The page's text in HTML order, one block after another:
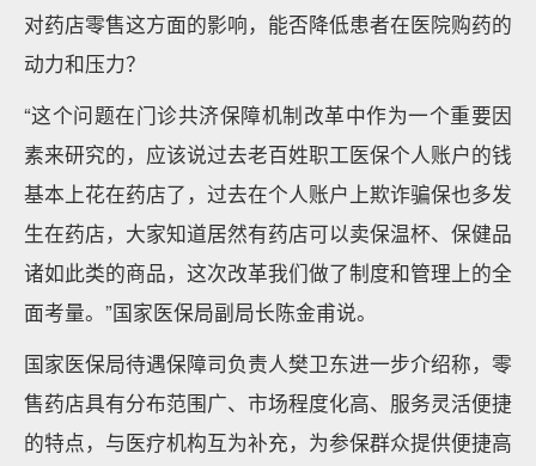
对药店零售这方面的影响，能否降低患者在医院购药的
动力和压力？
“这个问题在门诊共济保障机制改革中作为一个重要因
素来研究的，应该说过去老百姓职工医保个人账户的钱
基本上花在药店了，过去在个人账户上欺诈骗保也多发
生在药店，大家知道居然有药店可以卖保温杯、保健品
诸如此类的商品，这次改革我们做了制度和管理上的全
面考量。”国家医保局副局长陈金甫说。
国家医保局待遇保障司负责人樊卫东进一步介绍称，零
售药店具有分布范围广、市场程度化高、服务灵活便捷
的特点，与医疗机构互为补充，为参保群众提供便捷高